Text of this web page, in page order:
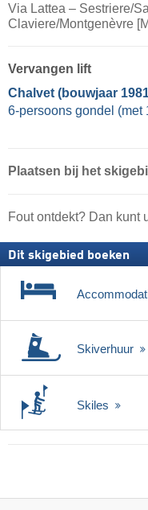
Via Lattea – Sestriere/​
Claviere/​Montgenèvre
Vervangen lift
Chalvet (bouwjaar
6-persoons gondel (met
Plaatsen bij het
Fout ontdekt? Dan kunt
Dit skigebied boeken
Skiverhuur
Skiles